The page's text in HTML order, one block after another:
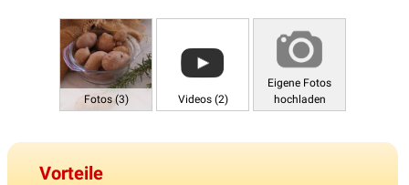
Fotos (3) Videos (2)
Eigene Fotos
hochladen
Vorteile